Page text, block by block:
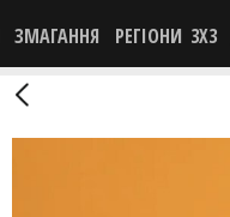
ЗМАГАННЯ РЕГІОНИ 3X3